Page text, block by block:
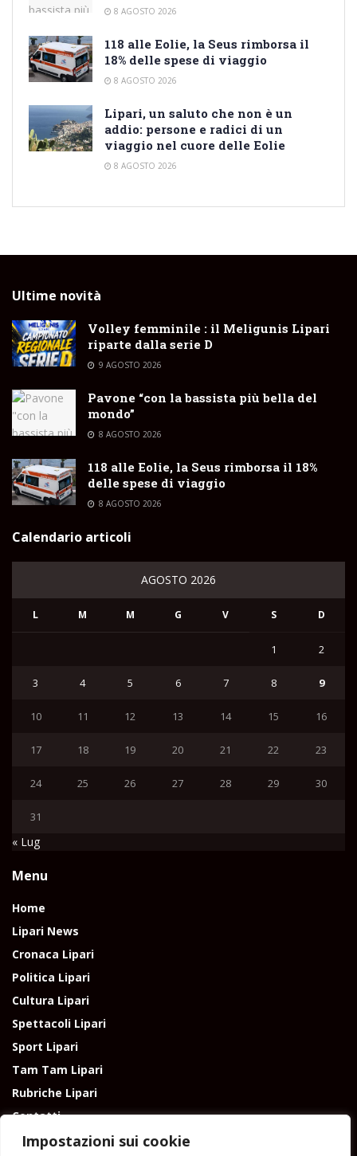
Impostazioni sui cookie
8 AGOSTO 2026
118 alle Eolie, la Seus rimborsa il
18% delle spese di viaggio
8 AGOSTO 2026
Lipari, un saluto che non è un
addio: persone e radici di un
viaggio nel cuore delle Eolie
8 AGOSTO 2026
Ultime novità
Volley femminile : il Meligunis Lipari
riparte dalla serie D
9 AGOSTO 2026
Pavone “con la bassista più bella del
mondo”
8 AGOSTO 2026
118 alle Eolie, la Seus rimborsa il 18%
delle spese di viaggio
8 AGOSTO 2026
Calendario articoli
AGOSTO 2026
L M M G V S D
1 2
3 4 5 6 7 8 9
10 11 12 13 14 15 16
17 18 19 20 21 22 23
24 25 26 27 28 29 30
31
« Lug
Menu
Home
Lipari News
Cronaca Lipari
Politica Lipari
Cultura Lipari
Spettacoli Lipari
Sport Lipari
Tam Tam Lipari
Rubriche Lipari
Contatti